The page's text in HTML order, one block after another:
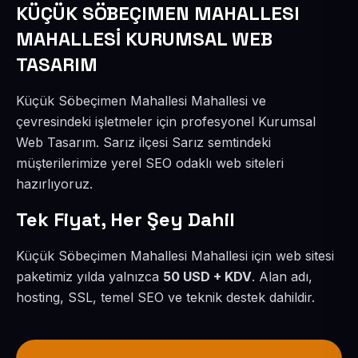
KÜÇÜK SÖBEÇIMEN MAHALLESI
MAHALLESİ KURUMSAL WEB
TASARIM
Küçük Söbeçimen Mahallesi Mahallesi ve
çevresindeki işletmeler için profesyonel Kurumsal
Web Tasarım. Sarız ilçesi Sarız semtindeki
müşterilerimize yerel SEO odaklı web siteleri
hazırlıyoruz.
Tek Fiyat, Her Şey Dahil
Küçük Söbeçimen Mahallesi Mahallesi için web sitesi
paketimiz yılda yalnızca 50 USD + KDV. Alan adı,
hosting, SSL, temel SEO ve teknik destek dahildir.